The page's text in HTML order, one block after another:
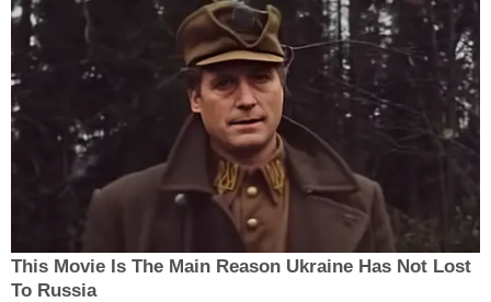
This Movie Is The Main Reason Ukraine Has Not Lost
To Russia